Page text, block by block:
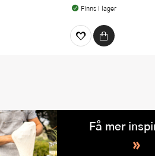
Finns i lager
Få mer
»